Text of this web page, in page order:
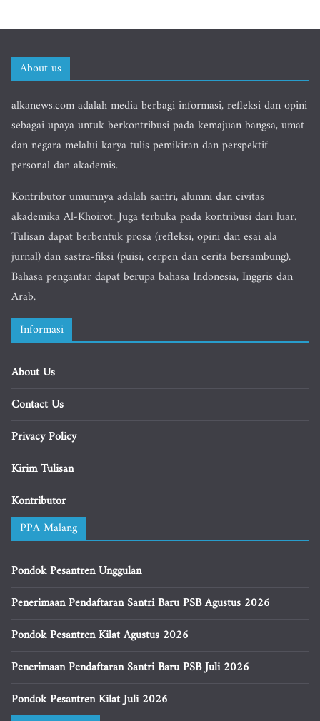
About us
alkanews.com adalah media berbagi informasi, refleksi dan opini
sebagai upaya untuk berkontribusi pada kemajuan bangsa, umat
dan negara melalui karya tulis pemikiran dan perspektif
personal dan akademis.
Kontributor umumnya adalah santri, alumni dan civitas
akademika Al-Khoirot. Juga terbuka pada kontribusi dari luar.
Tulisan dapat berbentuk prosa (refleksi, opini dan esai ala
jurnal) dan sastra-fiksi (puisi, cerpen dan cerita bersambung).
Bahasa pengantar dapat berupa bahasa Indonesia, Inggris dan
Arab.
Informasi
About Us
Contact Us
Privacy Policy
Kirim Tulisan
Kontributor
PPA Malang
Pondok Pesantren Unggulan
Penerimaan Pendaftaran Santri Baru PSB Agustus 2026
Pondok Pesantren Kilat Agustus 2026
Penerimaan Pendaftaran Santri Baru PSB Juli 2026
Pondok Pesantren Kilat Juli 2026